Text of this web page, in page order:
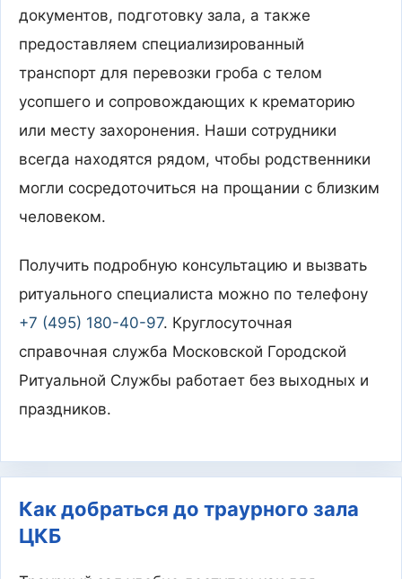
документов, подготовку зала, а также
предоставляем специализированный
транспорт для перевозки гроба с телом
усопшего и сопровождающих к крематорию
или месту захоронения. Наши сотрудники
всегда находятся рядом, чтобы родственники
могли сосредоточиться на прощании с близким
человеком.
Получить подробную консультацию и вызвать
ритуального специалиста можно по телефону
+7 (495) 180-40-97. Круглосуточная
справочная служба Московской Городской
Ритуальной Службы работает без выходных и
праздников.
Как добраться до траурного зала
ЦКБ